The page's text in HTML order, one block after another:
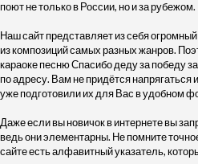
поют не только в России, но и за рубежом.
Наш сайт представляет из себя
из композиций самых разных жанров.
караоке песню Спасибо деду за победу
по адресу. Вам не придётся
уже подготовили их для Вас в удобном
Даже если вы новичок в интернете вы
ведь они элементарны. Не помните
сайте есть алфавитный указатель,